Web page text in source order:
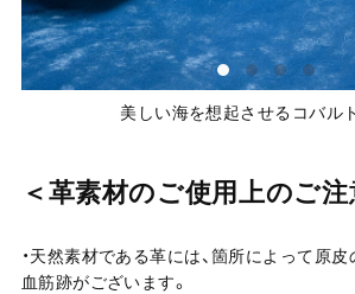
美しい海を想起させるコバル
＜革素材のご使用上のご注
・天然素材である革には、箇所によって原皮
血筋跡がございます。